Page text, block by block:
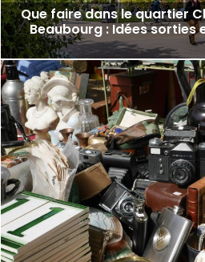
Que faire dans le quartier
Beaubourg : Idées sorties